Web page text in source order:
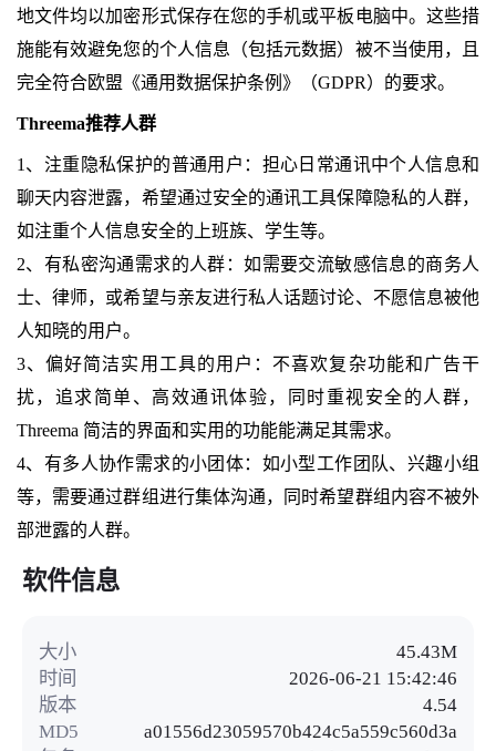
地文件均以加密形式保存在您的手机或平板电脑中。这些措
施能有效避免您的个人信息（包括元数据）被不当使用，且
完全符合欧盟《通用数据保护条例》（GDPR）的要求。
Threema推荐人群
1、注重隐私保护的普通用户：担心日常通讯中个人信息和
聊天内容泄露，希望通过安全的通讯工具保障隐私的人群，
如注重个人信息安全的上班族、学生等。
2、有私密沟通需求的人群：如需要交流敏感信息的商务人
士、律师，或希望与亲友进行私人话题讨论、不愿信息被他
人知晓的用户。
3、偏好简洁实用工具的用户：不喜欢复杂功能和广告干
扰，追求简单、高效通讯体验，同时重视安全的人群，
Threema 简洁的界面和实用的功能能满足其需求。
4、有多人协作需求的小团体：如小型工作团队、兴趣小组
等，需要通过群组进行集体沟通，同时希望群组内容不被外
部泄露的人群。
软件信息
大小
45.43M
时间
2026-06-21 15:42:46
版本
4.54
MD5
a01556d23059570b424c5a559c560d3a